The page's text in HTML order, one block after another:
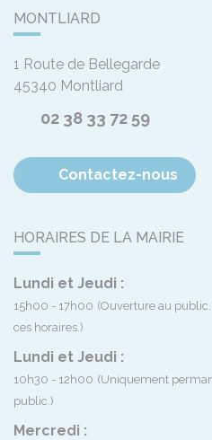
MONTLIARD
1 Route de Bellegarde
45340 Montliard
02 38 33 72 59
Contactez-nous
HORAIRES DE LA MAIRIE
Lundi et Jeudi :
15h00 - 17h00 (Ouverture au
ces horaires.)
Lundi et Jeudi :
10h30 - 12h00 (Uniquement
public.)
Mercredi :